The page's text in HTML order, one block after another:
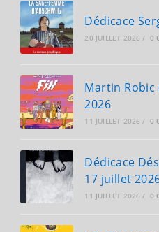
Dédicace
20 JUILLET 2026 / 0
Martin Robic
2026
11 JUILLET 2026 / 0
Dédicace
17 juillet
11 JUILLET 2026 / 0